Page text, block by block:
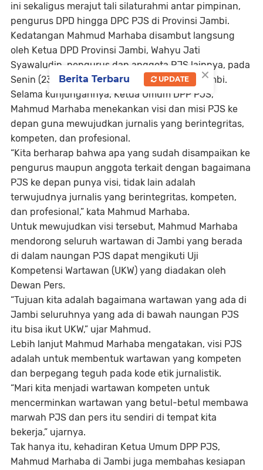
ini sekaligus merajut tali silaturahmi antar pimpinan,
pengurus DPD hingga DPC PJS di Provinsi Jambi.
Kedatangan Mahmud Marhaba disambut langsung
oleh Ketua DPD Provinsi Jambi, Wahyu Jati
Syawaludin, pengurus dan anggota PJS lainnya, pada
Senin (23/12/2024) di Hotel Luminor, Kota Jambi.
Selama kunjungannya, Ketua Umum DPP PJS,
Mahmud Marhaba menekankan visi dan misi PJS ke
depan guna mewujudkan jurnalis yang berintegritas,
kompeten, dan profesional.
“Kita berharap bahwa apa yang sudah disampaikan ke
pengurus maupun anggota terkait dengan bagaimana
PJS ke depan punya visi, tidak lain adalah
terwujudnya jurnalis yang berintegritas, kompeten,
dan profesional,” kata Mahmud Marhaba.
Untuk mewujudkan visi tersebut, Mahmud Marhaba
mendorong seluruh wartawan di Jambi yang berada
di dalam naungan PJS dapat mengikuti Uji
Kompetensi Wartawan (UKW) yang diadakan oleh
Dewan Pers.
“Tujuan kita adalah bagaimana wartawan yang ada di
Jambi seluruhnya yang ada di bawah naungan PJS
itu bisa ikut UKW,” ujar Mahmud.
Lebih lanjut Mahmud Marhaba mengatakan, visi PJS
adalah untuk membentuk wartawan yang kompeten
dan berpegang teguh pada kode etik jurnalistik.
“Mari kita menjadi wartawan kompeten untuk
mencerminkan wartawan yang betul-betul membawa
marwah PJS dan pers itu sendiri di tempat kita
bekerja,” ujarnya.
Tak hanya itu, kehadiran Ketua Umum DPP PJS,
Mahmud Marhaba di Jambi juga membahas kesiapan
×
Berita Terbaru UPDATE